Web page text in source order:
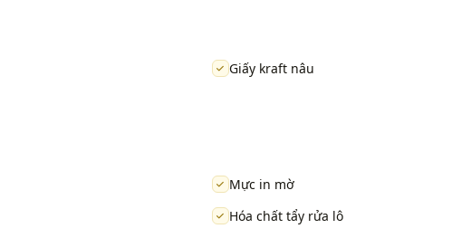
Giấy kraft nâu
Mực in mờ
Hóa chất tẩy rửa lô